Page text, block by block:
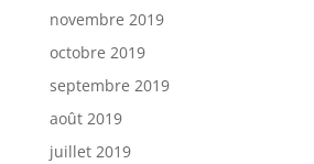
novembre 2019
octobre 2019
septembre 2019
août 2019
juillet 2019